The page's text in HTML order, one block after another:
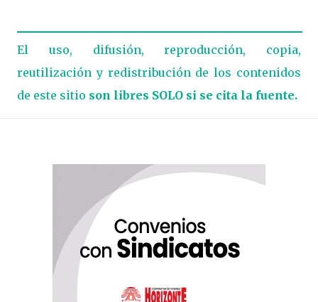
El uso, difusión, reproducción, copia,
reutilización y redistribución de los contenidos
de este sitio son libres SOLO si se cita la fuente.